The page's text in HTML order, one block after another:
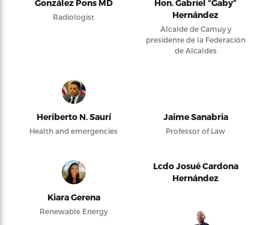
González Pons MD
Radiologist
Hon. Gabriel “Gaby”
Hernández
Alcalde de Camuy y
presidente de la Federación
de Alcaldes
Heriberto N. Saurí
Health and emergencies
Jaime Sanabria
Professor of Law
Kiara Gerena
Renewable Energy
Lcdo Josué Cardona
Hernández